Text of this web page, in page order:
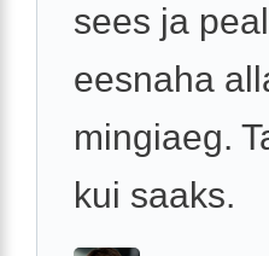
sees ja
eesnaha
mingiaeg.
kui saaks.